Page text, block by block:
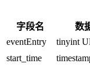
字段名 数
eventEntry
tinyint
start_time